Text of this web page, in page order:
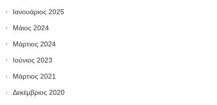
Ιανουάριος 2025
Μάιος 2024
Μάρτιος 2024
Ιούνιος 2023
Μάρτιος 2021
Δεκέμβριος 2020